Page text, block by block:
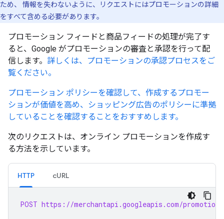
ため、 情報を失わないように、リクエストにはプロモーションの詳細
をすべて含める必要があります。
プロモーション フィードと商品フィードの処理が完了す
ると、Google がプロモーションの審査と承認を行って配
信します。 詳しくは、プロモーションの承認プロセスをご
覧ください。
プロモーション ポリシーを確認して、作成するプロモー
ションが価値を高め、ショッピング広告のポリシーに準拠
していることを確認することをおすすめします。
次のリクエストは、オンライン プロモーションを作成す
る方法を示しています。
HTTP cURL
POST https://merchantapi.googleapis.com/